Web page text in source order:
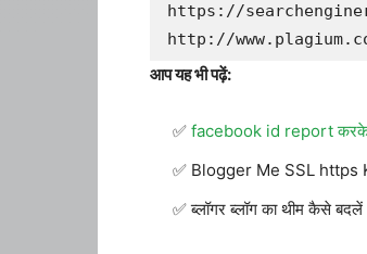
https://
http://
आप यह भी पढ़ें:
facebook id report करके
Blogger Me SSL https
ब्लॉगर ब्लॉग का थीम कैसे बदलें